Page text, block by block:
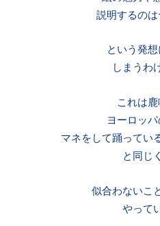
説明するのは
という発
しまうわ
これは
ヨーロッ
マネをして踊ってい
と同じ
似合わないこ
やって